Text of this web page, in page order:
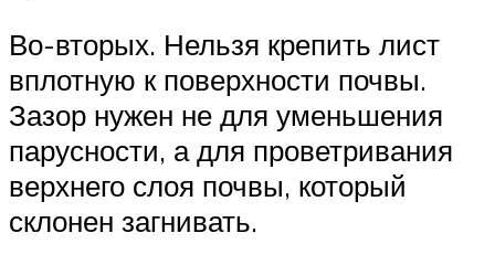
Во-вторых. Нельзя крепить лист
вплотную к поверхности почвы.
Зазор нужен не для уменьшения
парусности, а для проветривания
верхнего слоя почвы, который
склонен загнивать.